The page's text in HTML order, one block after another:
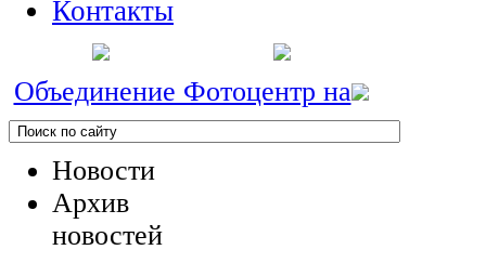
Контакты
Объединение Фотоцентр на
Новости
Архив
новостей